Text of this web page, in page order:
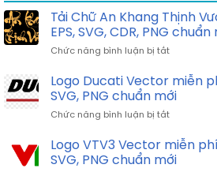
Tải Chữ An Khang Thịnh
EPS, SVG, CDR, PNG
Chức năng bình luận bị tắtở
Chữ
An
Thịnh
file
vector,
Logo Ducati Vector miễn
SVG, PNG chuẩn mới
Chức năng bình luận bị tắtở
Ducati
Vector
Logo VTV3 Vector miễn phí
SVG, PNG chuẩn mới